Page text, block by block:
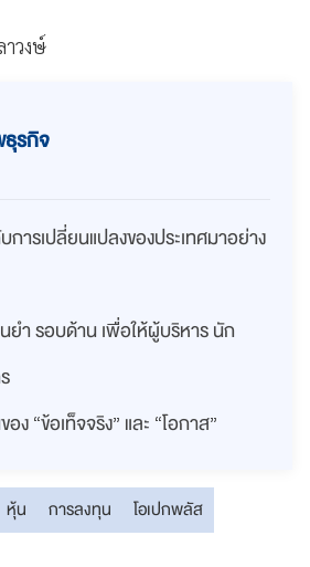
วงษ์
ธุรกิจ
ารเปลี่ยนแปลงของประเทศมาอย่าง
ำ รอบด้าน เพื่อให้ผู้บริหาร นัก
“ข้อเท็จจริง” และ “โอกาส”
หุ้น การลงทุน โอเปกพลัส